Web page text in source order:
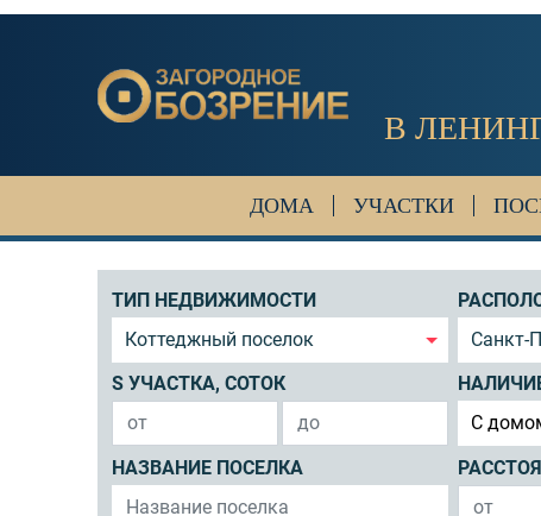
В
ДОМА УЧАСТКИ
ТИП НЕДВИЖИМОСТИ
Коттеджный поселок
Санкт-
S УЧАСТКА, СОТОК
C
НАЗВАНИЕ ПОСЕЛКА